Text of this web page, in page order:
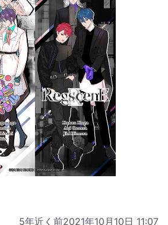
5年近く前2021年10月10日 11:07